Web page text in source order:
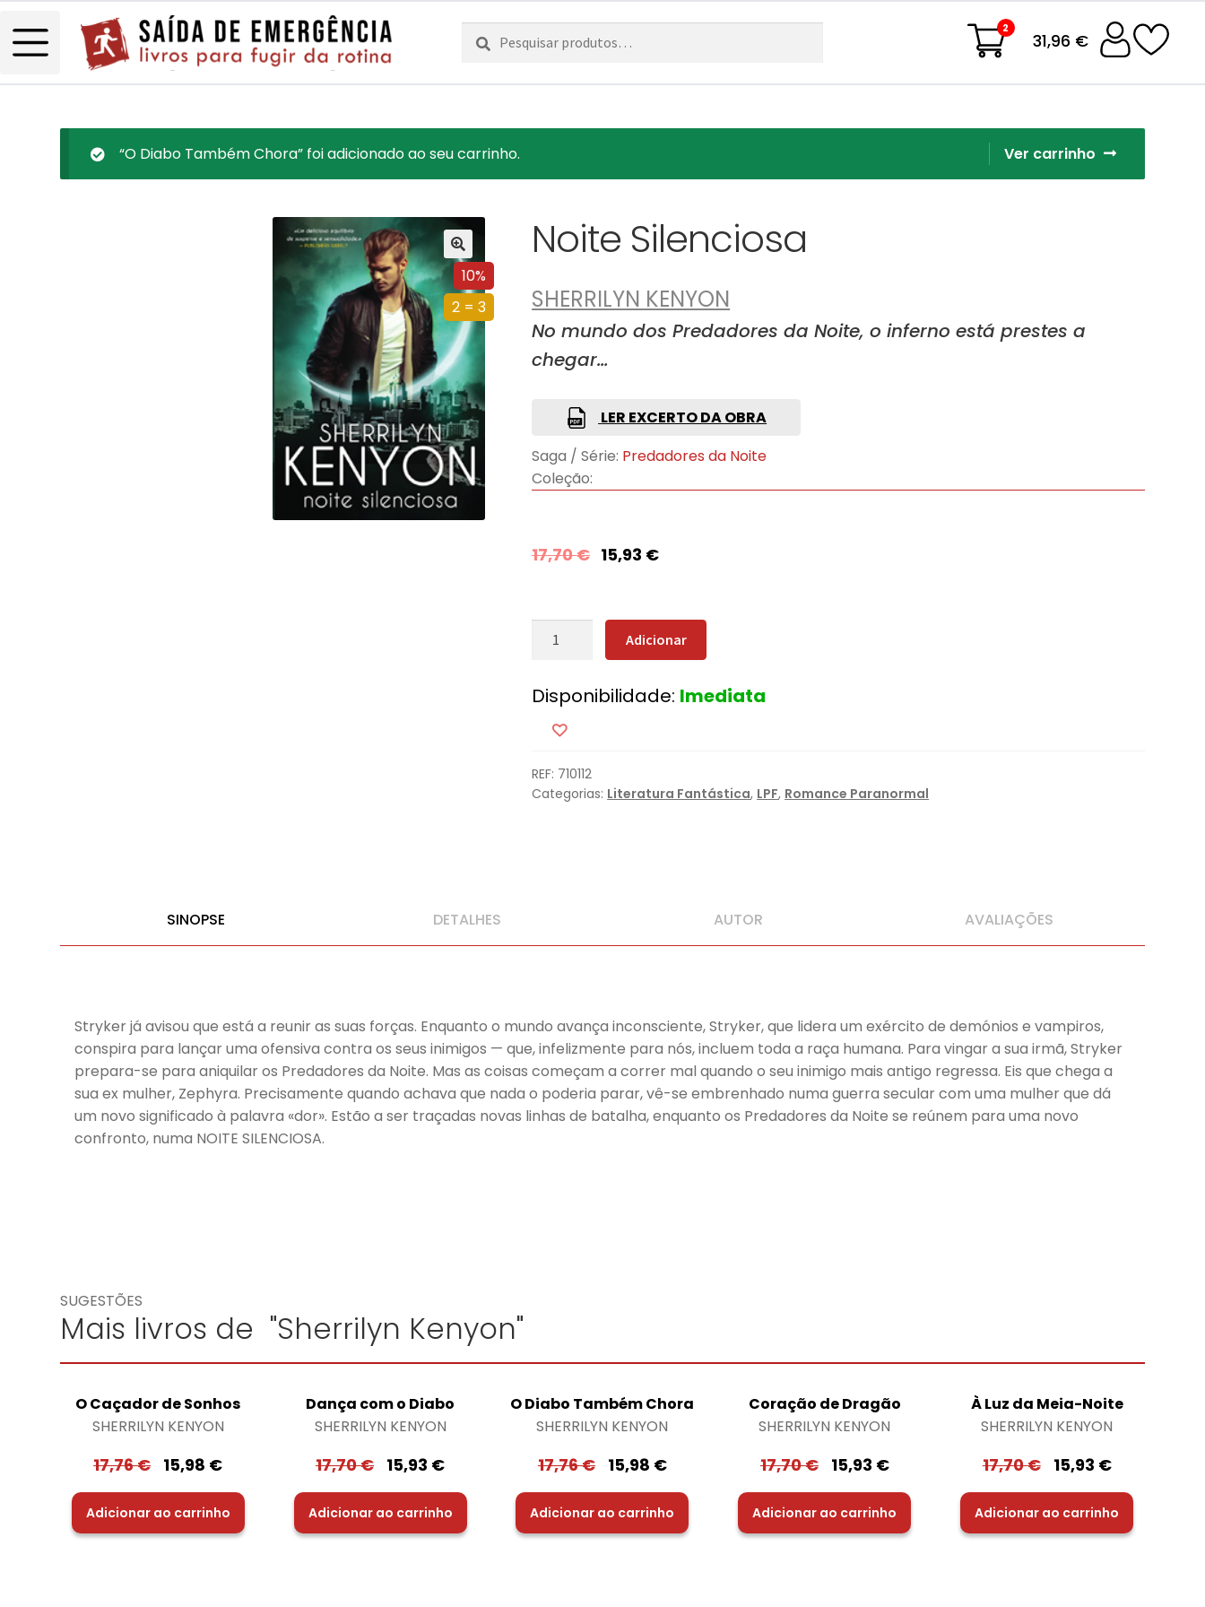
Pesquisar
por:
Pesquisa 2
31,96 €
Ver carrinho
“O Diabo Também Chora” foi adicionado ao seu carrinho.
10%
2 = 3
Noite Silenciosa
SHERRILYN KENYON
No mundo dos Predadores da Noite, o inferno está prestes a
chegar…
LER EXCERTO DA OBRA
Saga / Série: Predadores da Noite
Coleção:
17,70€ 15,93 €
Quantidade
Silenciosa
Adicionar
Disponibilidade: Imediata
REF: 710112
Categorias: Literatura Fantástica, LPF, Romance Paranormal
SINOPSE DETALHES AUTOR AVALIAÇÕES
Stryker já avisou que está a reunir as suas forças. Enquanto o mundo avança inconsciente, Stryker, que lidera um exército de demónios e vampiros,
conspira para lançar uma ofensiva contra os seus inimigos — que, infelizmente para nós, incluem toda a raça humana. Para vingar a sua irmã, Stryker
prepara-se para aniquilar os Predadores da Noite. Mas as coisas começam a correr mal quando o seu inimigo mais antigo regressa. Eis que chega a
sua ex mulher, Zephyra. Precisamente quando achava que nada o poderia parar, vê-se embrenhado numa guerra secular com uma mulher que dá
um novo significado à palavra «dor». Estão a ser traçadas novas linhas de batalha, enquanto os Predadores da Noite se reúnem para uma novo
confronto, numa NOITE SILENCIOSA.
SUGESTÕES
Mais livros de "Sherrilyn Kenyon"
O Caçador de Sonhos
SHERRILYN KENYON
17,76€ 15,98 €
Adicionar ao carrinho
Dança com o Diabo
SHERRILYN KENYON
17,70€ 15,93 €
Adicionar ao carrinho
O Diabo Também Chora
SHERRILYN KENYON
17,76€ 15,98 €
Adicionar ao carrinho
Coração de Dragão
SHERRILYN KENYON
17,70€ 15,93 €
Adicionar ao carrinho
À Luz da Meia-Noite
SHERRILYN KENYON
17,70€ 15,93 €
Adicionar ao carrinho